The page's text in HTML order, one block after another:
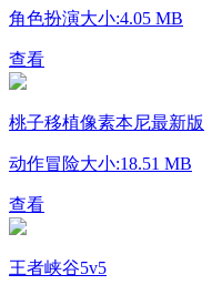
角色扮演大小:4.05 MB
查看
桃子移植像素本尼最新版
动作冒险大小:18.51 MB
查看
王者峡谷5v5